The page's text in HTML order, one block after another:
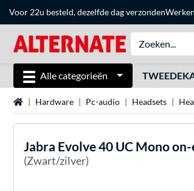
Voor 22u besteld, dezelfde dag verzonden
Alle categorieën
Home Hardware Pc-audio Headsets
Jabra Evolve 40 UC Mono
(Zwart/zilver)